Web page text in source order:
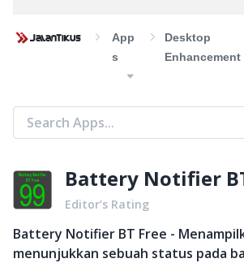
App
S
Desktop
Enhancement
Battery Notifier
Editor’s Rating
Battery Notifier BT Free -
menunjukkan sebuah status pada